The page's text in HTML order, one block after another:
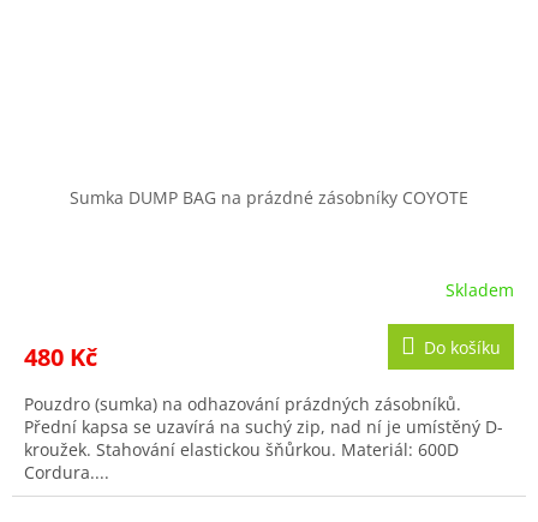
Sumka DUMP BAG na prázdné zásobníky COYOTE
Skladem
480 Kč Do košíku
Pouzdro (sumka) na odhazování prázdných zásobníků.
Přední kapsa se uzavírá na suchý zip, nad ní je umístěný D-
kroužek. Stahování elastickou šňůrkou. Materiál: 600D
Cordura....